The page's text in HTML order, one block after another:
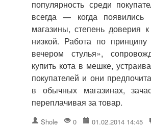
популярность среди
всегда — когда появились
магазины, степень доверия
низкой. Работа по
вечером стулья»,
купить кота в мешке,
покупателей и они
в обычных магазинах,
переплачивая за товар.
Shole 0 01.02.2014 14:45